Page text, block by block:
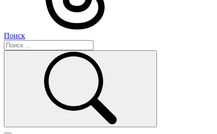
Поиск